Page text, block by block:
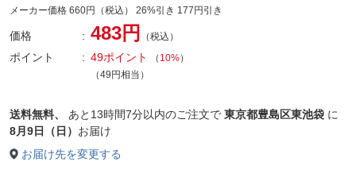
メーカー価格 660円（税込） 26%引き 177円引き
価格 483円 （税込）
ポイント 49ポイント （ 10%）
（49円相当）
送料無料、 あと 13時間7分以内のご注文で 東京都豊島区東池袋 に
8月9日（日） お届け
お届け先を変更する